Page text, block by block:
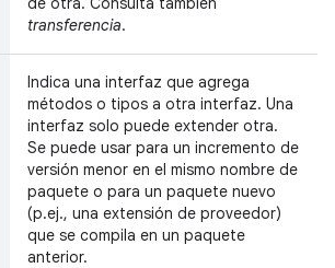
transferencia.
Indica una interfaz que agrega
métodos o tipos a otra interfaz. Una
interfaz solo puede extender otra.
Se puede usar para un incremento de
versión menor en el mismo nombre de
paquete o para un paquete nuevo
(p.ej., una extensión de proveedor)
que se compila en un paquete
anterior.